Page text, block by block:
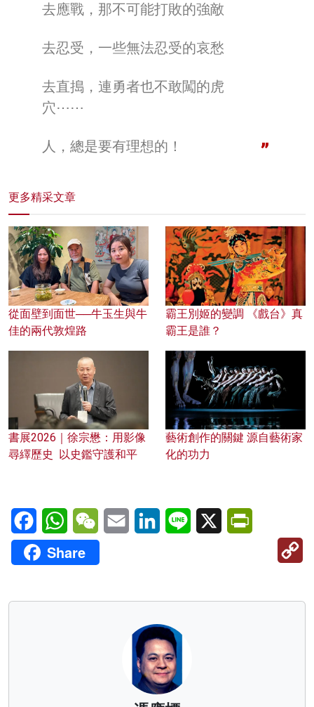
去應戰，那不可能打敗的強敵
去忍受，一些無法忍受的哀愁
去直搗，連勇者也不敢闖的虎
穴⋯⋯
人，總是要有理想的！
更多精采文章
從面壁到面世──牛玉生與牛
佳的兩代敦煌路
霸王別姬的變調 《戲台》真
霸王是誰？
書展2026｜徐宗懋：用影像
尋繹歷史 以史鑑守護和平
藝術創作的關鍵 源自藝術家
化的功力
FacebookWhatsAppWeChatEmail LinkedInLine X
Share